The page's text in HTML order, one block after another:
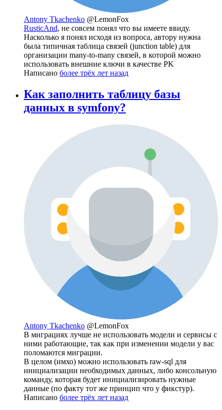
Antony Tkachenko @LemonFox
RusticAnd, не совсем понял что вы имеете ввиду.
Насколько я понял исходя из вопроса, автору нужна
была типичная таблица связей (junction table) для
организации many-to-many связей, в которой можно
использовать внешние ключи в качестве PK
Написано более трёх лет назад
Как заполнить таблицу базы
данных в symfony?
Antony Tkachenko @LemonFox
В миграциях лучше не использовать модели и сервисы с
ними работающие, так как при изменении модели у вас
поломаются миграции.
В целом (имхо) можно использовать raw-sql для
инициализации необходимых данных, либо консольную
команду, которая будет инициализировать нужные
данные (по факту тот же принцип что у фикстур).
Написано более трёх лет назад